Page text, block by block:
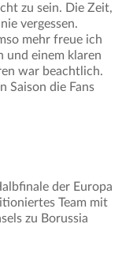
zu sein. Die Zeit,
vergessen.
mehr freue ich
und einem klaren
war beachtlich.
Saison die Fans
der Europa
Team mit
zu Borussia